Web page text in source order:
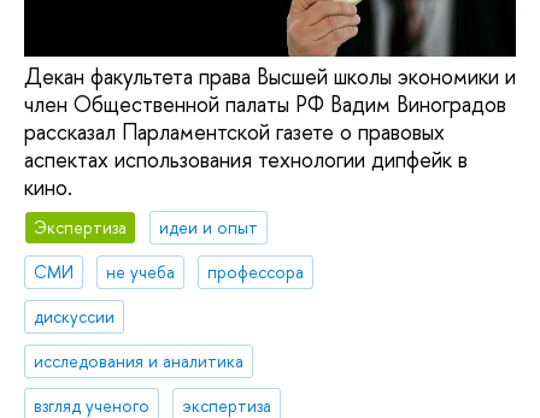
Декан факультета права Высшей школы экономики и
член Общественной палаты РФ Вадим Виноградов
рассказал Парламентской газете о правовых
аспектах использования технологии дипфейк в
кино.
Экспертиза
идеи и опыт
СМИ
не учеба
профессора
дискуссии
исследования и аналитика
взгляд ученого
экспертиза